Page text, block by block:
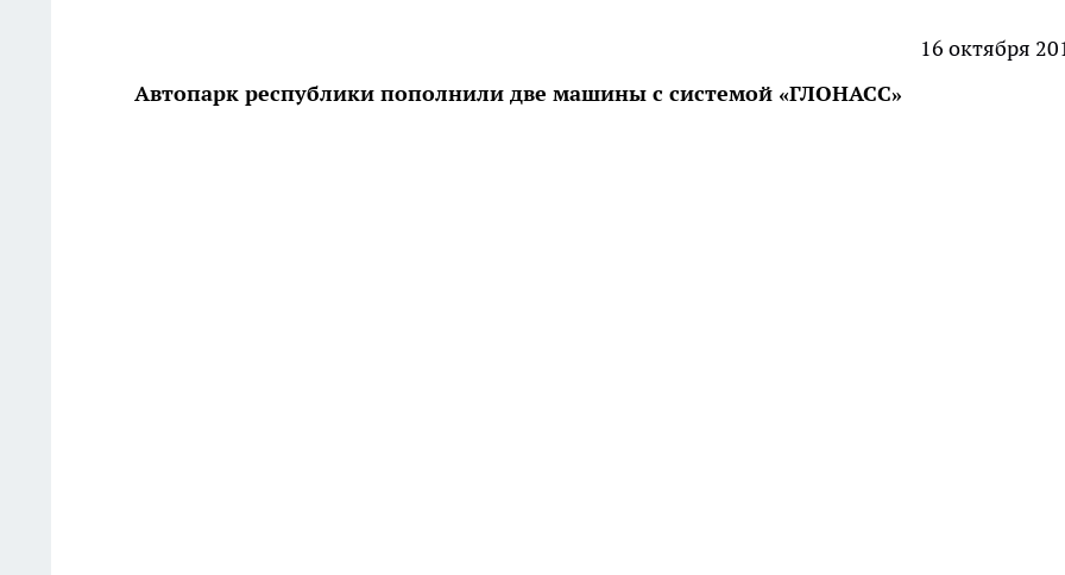
16 октября
Автопарк республики пополнили две машины с системой «ГЛОНАСС»